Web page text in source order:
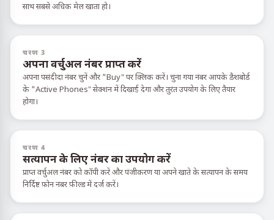
साथ सबसे अधिक मेल खाता हो।
चरण 3
अपना वर्चुअल नंबर प्राप्त करें
अपना पसंदीदा नंबर चुनें और "Buy" पर क्लिक करें। चुना गया नंबर आपके डैशबोर्ड
के "Active Phones" सेक्शन में दिखाई देगा और तुरंत उपयोग के लिए तैयार
होगा।
चरण 4
सत्यापन के लिए नंबर का उपयोग करें
प्राप्त वर्चुअल नंबर को कॉपी करें और पंजीकरण या अपने खाते के सत्यापन के समय
निर्दिष्ट फ़ोन नंबर फ़ील्ड में दर्ज करें।